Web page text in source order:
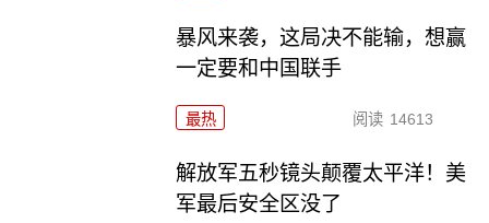
暴风来袭，这局决不能输，想赢
一定要和中国联手
最热 阅读 14613
解放军五秒镜头颠覆太平洋！美
军最后安全区没了